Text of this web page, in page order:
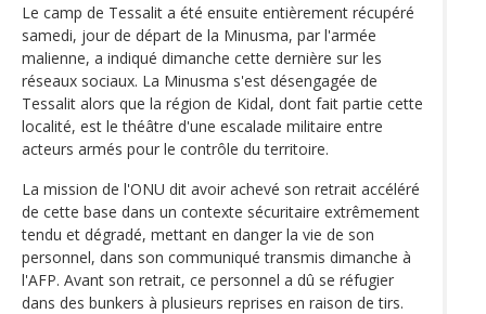
Le camp de Tessalit a été ensuite entièrement récupéré
samedi, jour de départ de la Minusma, par l'armée
malienne, a indiqué dimanche cette dernière sur les
réseaux sociaux. La Minusma s'est désengagée de
Tessalit alors que la région de Kidal, dont fait partie cette
localité, est le théâtre d'une escalade militaire entre
acteurs armés pour le contrôle du territoire.
La mission de l'ONU dit avoir achevé son retrait accéléré
de cette base dans un contexte sécuritaire extrêmement
tendu et dégradé, mettant en danger la vie de son
personnel, dans son communiqué transmis dimanche à
l'AFP. Avant son retrait, ce personnel a dû se réfugier
dans des bunkers à plusieurs reprises en raison de tirs.